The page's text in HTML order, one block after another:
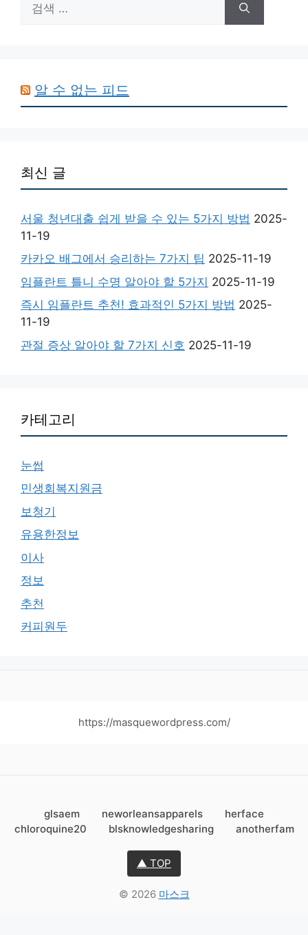
색:
알 수 없는 피드
최신 글
서울 청년대출 쉽게 받을 수 있는 5가지 방법 2025-
11-19
카카오 배그에서 승리하는 7가지 팁 2025-11-19
임플란트 틀니 수명 알아야 할 5가지 2025-11-19
즉시 임플란트 추천! 효과적인 5가지 방법 2025-
11-19
관절 증상 알아야 할 7가지 신호 2025-11-19
카테고리
눈썹
민생회복지원금
보청기
유용한정보
이사
정보
추천
커피원두
https://masquewordpress.com/
glsaem neworleansapparels
herface
chloroquine20
blsknowledgesharing anotherfam
▲ TOP
© 2026 마스크